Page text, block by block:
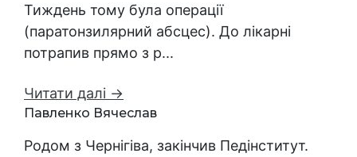
Тиждень тому була операції
(паратонзилярний абсцес). До лікарні
потрапив прямо з р...
Читати далі →
Павленко Вячеслав
Родом з Чернігіва, закінчив Педінститут.